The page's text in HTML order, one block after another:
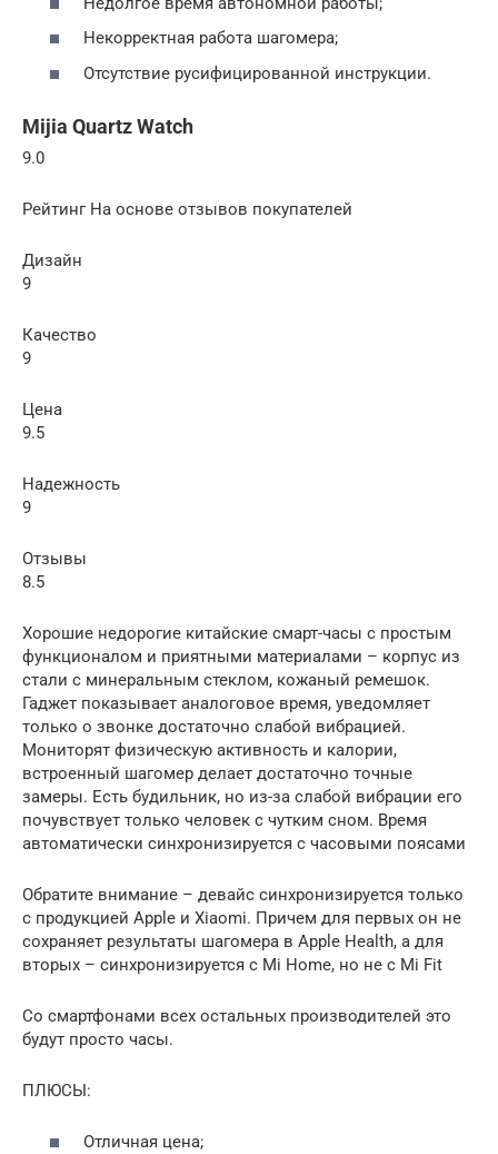
Некорректная работа шагомера;
Отсутствие русифицированной инструкции.
Mijia Quartz Watch
9.0
Рейтинг На основе отзывов покупателей
Дизайн
9
Качество
9
Цена
9.5
Надежность
9
Отзывы
8.5
Хорошие недорогие китайские смарт-часы с простым
функционалом и приятными материалами – корпус из
стали с минеральным стеклом, кожаный ремешок.
Гаджет показывает аналоговое время, уведомляет
только о звонке достаточно слабой вибрацией.
Мониторят физическую активность и калории,
встроенный шагомер делает достаточно точные
замеры. Есть будильник, но из-за слабой вибрации его
почувствует только человек с чутким сном. Время
автоматически синхронизируется с часовыми поясами
Обратите внимание – девайс синхронизируется только
с продукцией Apple и Xiaomi. Причем для первых он не
сохраняет результаты шагомера в Apple Health, а для
вторых – синхронизируется с Mi Home, но не с Mi Fit
Со смартфонами всех остальных производителей это
будут просто часы.
ПЛЮСЫ:
Отличная цена;